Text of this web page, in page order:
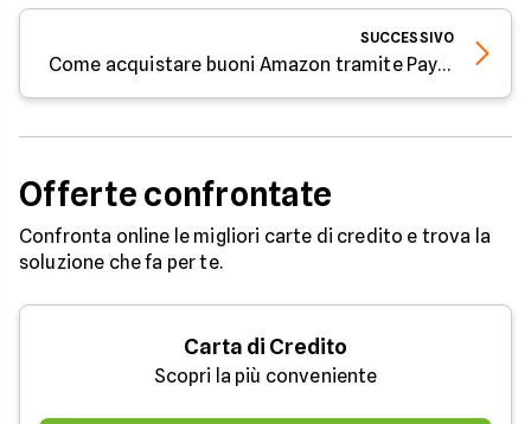
SUCCESSIVO
Come acquistare buoni Amazon tramite Paysafecard
Offerte confrontate
Confronta online le migliori carte di credito e trova la
soluzione che fa per te.
Carta di Credito
Scopri la più conveniente